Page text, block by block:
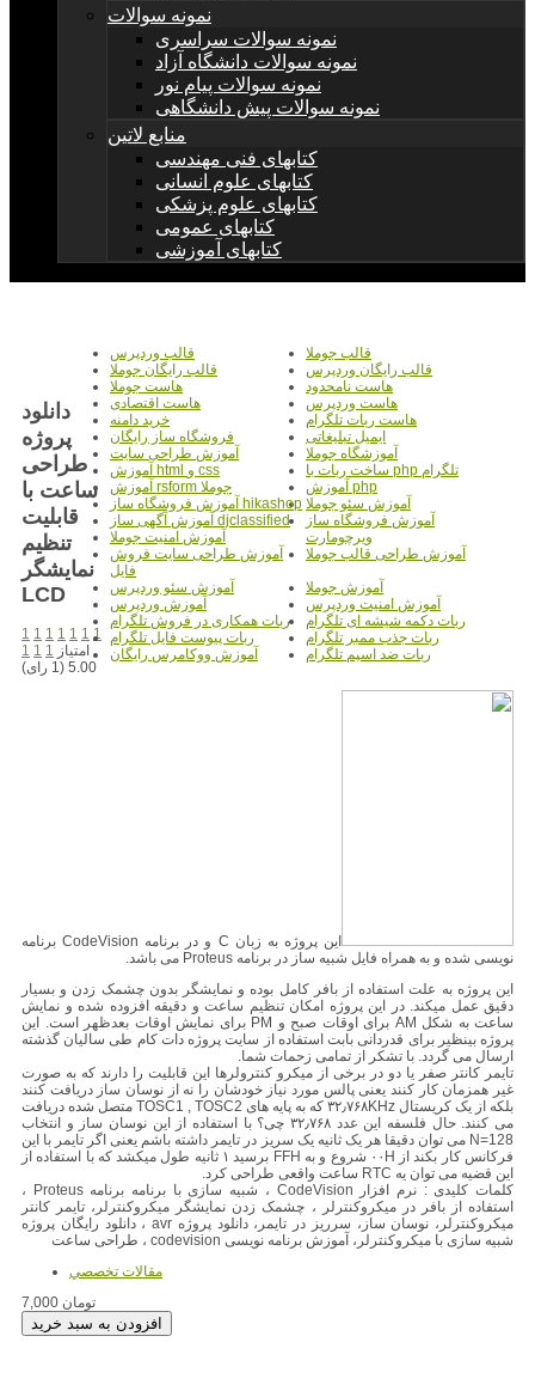
نمونه سوالات
نمونه سوالات سراسری
نمونه سوالات دانشگاه آزاد
نمونه سوالات پیام نور
نمونه سوالات پیش دانشگاهی
منابع لاتین
کتابهای فنی مهندسی
کتابهای علوم انسانی
کتابهای علوم پزشکی
کتابهای عمومی
کتابهای آموزشی
قالب جوملا
قالب وردپرس
قالب رایگان وردپرس
قالب رایگان جوملا
هاست نامحدود
هاست جوملا
هاست وردپرس
هاست اقتصادی
هاست ربات تلگرام
خرید دامنه
ایمیل تبلیغاتی
فروشگاه ساز رایگان
آموزشگاه جوملا
آموزش طراحی سایت
ساخت ربات با php تلگرام
آموزش html و css
آموزش php
آموزش rsform جوملا
آموزش سئو جوملا آموزش فروشگاه ساز hikashop
آموزش فروشگاه ساز
ویرچومارت
آموزش آگهی ساز djclassified
آموزش امنیت جوملا
آموزش طراحی قالب جوملا
آموزش طراحی سایت فروش
فایل
آموزش جوملا
آموزش سئو وردپرس
آموزش امنیت وردپرس
آموزش وردپرس
ربات دکمه شیشه ای تلگرام
ربات همکاری در فروش تلگرام
ربات جذب ممبر تلگرام
ربات پیوست فایل تلگرام
ربات ضد اسپم تلگرام
آموزش ووکامرس رایگان
دانلود
پروژه
طراحی
ساعت با
قابلیت
تنظیم
نمایشگر
LCD
1 1 1 1 1 1 1
1 1 1 امتیاز
5.00 (1 رای)
این پروژه به زبان C و در برنامه CodeVision برنامه
نویسی شده و به همراه فایل شبیه ساز در برنامه Proteus می باشد.
این پروژه به علت استفاده از بافر کامل بوده و نمایشگر بدون چشمک زدن و بسیار
دقیق عمل میکند. در این پروژه امکان تنظیم ساعت و دقیقه افزوده شده و نمایش
ساعت به شکل AM برای اوقات صبح و PM برای نمایش اوقات بعدظهر است. این
پروژه بینظیر برای قدردانی بابت استفاده از سایت پروژه دات کام طی سالیان گذشته
ارسال می گردد. با تشکر از تمامی زحمات شما.
تایمر کانتر صفر یا دو در برخی از میکرو کنترولرها این قابلیت را دارند که به صورت
غیر همزمان کار کنند یعنی پالس مورد نیاز خودشان را نه از نوسان ساز دریافت کنند
بلکه از یک کریستال ۳۲٫۷۶۸KHz که به پایه های TOSC1 , TOSC2 متصل شده دریافت
می کنند. حال فلسفه این عدد ۳۲٫۷۶۸ چی؟ با استفاده از این نوسان ساز و انتخاب
N=128 می توان دقیقا هر یک ثانیه یک سریز در تایمر داشته باشم یعنی اگر تایمر با این
فرکانس کار بکند از ۰۰H شروع و به FFH برسید ۱ ثانیه طول میکشد که با استفاده از
این قضیه می توان یه RTC ساعت واقعی طراحی کرد.
کلمات کلیدی : نرم افزار CodeVision ، شبیه سازی با برنامه برنامه Proteus ،
استفاده از بافر در میکروکنترلر ، چشمک زدن نمایشگر میکروکنترلر، تایمر کانتر
میکروکنترلر، نوسان ساز، سرریز در تایمر، دانلود پروژه avr ، دانلود رایگان پروژه
شبیه سازی با میکروکنترلر، آموزش برنامه نویسی codevision ، طراحی ساعت
مقالات تخصصي
7,000 تومان